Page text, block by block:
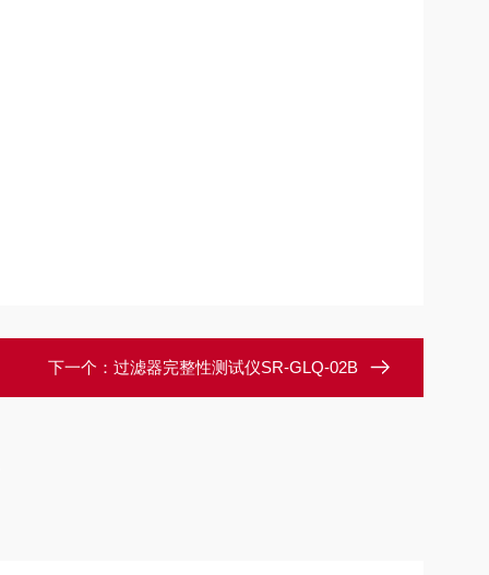
下一个： 过滤器完整性测试仪SR-GLQ-02B